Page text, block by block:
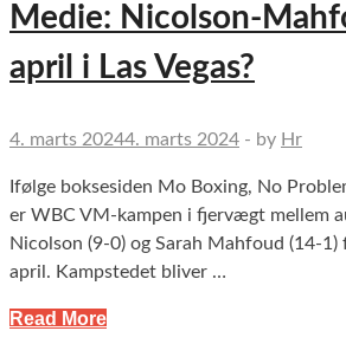
Medie: Nicolson-
april i Las Vegas?
4. marts 20244. marts 2024 - by Hr
Ifølge boksesiden Mo Boxing, No
er WBC VM-kampen i fjervægt mellem
Nicolson (9-0) og Sarah Mahfoud (14-1)
april. Kampstedet bliver …
Read More